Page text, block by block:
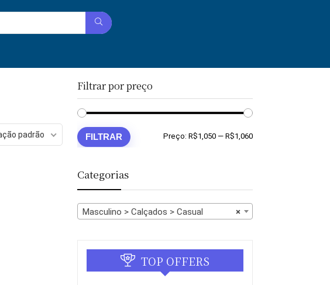
padrão
Filtrar por preço
Preço
Preço
FILTRAR Preço: R$1,050 — R$1,060
Categorias
×
Masculino > Calçados > Casual
TOP OFFERS